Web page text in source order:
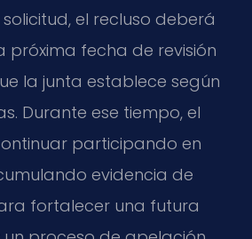
el recluso deberá
próxima fecha de revisión
la junta establece según
Durante ese tiempo, el
participando en
evidencia de
fortalecer una futura